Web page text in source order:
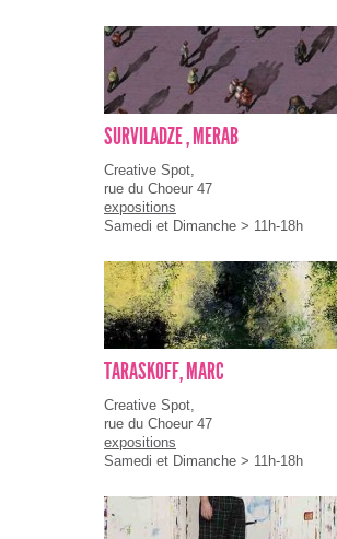
SURVILADZE , MERAB
Creative Spot,
rue du Choeur 47
expositions
Samedi et Dimanche > 11h-18h
TARASKOFF, MARC
Creative Spot,
rue du Choeur 47
expositions
Samedi et Dimanche > 11h-18h